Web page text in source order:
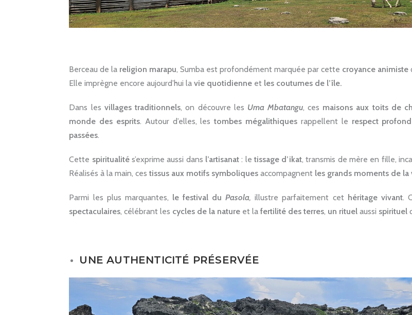
Berceau de la religion marapu, Sumba est profondément marquée par cette croyance animiste
Elle imprègne encore aujourd’hui lavie quotidienne et les coutumes de l’île.
Dans les villages traditionnels, on découvre les Uma Mbatangu, ces maisons aux toits de
monde des esprits. Autour d’elles, lestombes mégalithiques rappellent le respect profond
passées.
Cette spiritualités’exprime aussi dans l’artisanat: le tissage d’ikat, transmis de mère en fille,
Réalisés à la main, ces tissus aux motifs symboliques accompagnent les grands moments de la
Parmi les plus marquantes, le festival duPasola, illustre parfaitement cet héritage vivant.
spectaculaires, célébrant les cycles de la nature et lafertilité des terres, un rituel aussi spirituel
UNE AUTHENTICITÉ PRÉSERVÉE